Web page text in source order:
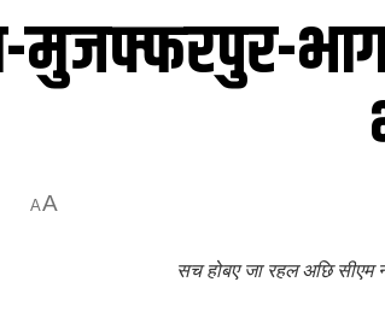
मुजफ्फरपुर-
AA
सच होबए जा रहल अछि सीएम